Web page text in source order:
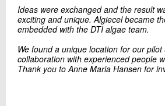
Ideas were exchanged and the result
exciting and unique. Algiecel became
embedded with the DTI algae team.
We found a unique location for our
collaboration with experienced people
Thank you to Anne Maria Hansen for